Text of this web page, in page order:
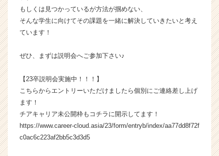
ト
チ
ャ
（C
h
e
r
C
もしくは見つかっているが方法が掴めない、
そんな学生に向けてその課題を一緒に解決していきたいと考え
ています！
ぜひ、まずは説明会へご参加下さい♪
【23卒説明会実施中！！！】
こちらからエントリーいただけましたら個別にご連絡差し上げ
ます！
チアキャリア未公開枠もコチラに開示してます！
https://www.career-cloud.asia/23/form/entryb/index/aa77dd8f72f
c0ac6c223af2bb5c3d3d5